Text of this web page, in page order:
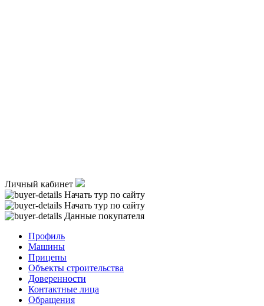
Личный кабинет
Начать тур по сайту
Начать тур по сайту
Данные покупателя
Профиль
Машины
Прицепы
Объекты строительства
Доверенности
Контактные лица
Обращения